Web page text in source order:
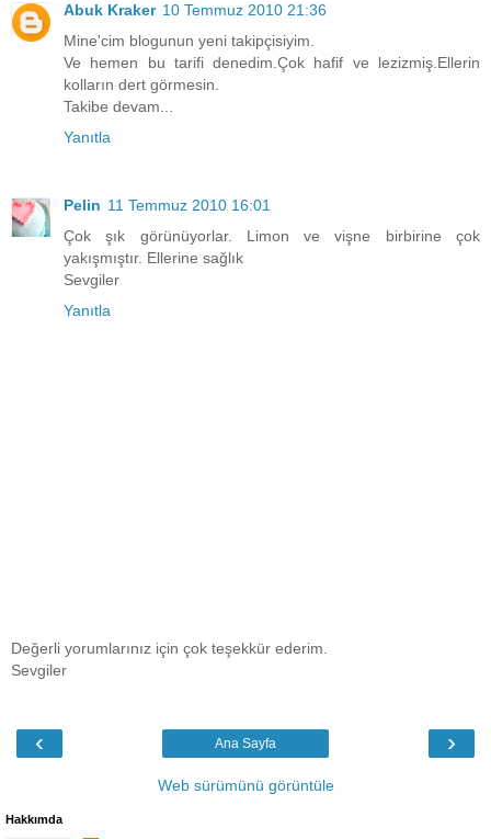
Abuk Kraker 10 Temmuz 2010 21:36
Mine'cim blogunun yeni takipçisiyim.
Ve hemen bu tarifi denedim.Çok hafif ve lezizmiş.Ellerin
kolların dert görmesin.
Takibe devam...
Yanıtla
Pelin 11 Temmuz 2010 16:01
Çok şık görünüyorlar. Limon ve vişne birbirine çok
yakışmıştır. Ellerine sağlık
Sevgiler
Yanıtla
Değerli yorumlarınız için çok teşekkür ederim.
Sevgiler
‹ ›
Ana Sayfa
Web sürümünü görüntüle
Hakkımda